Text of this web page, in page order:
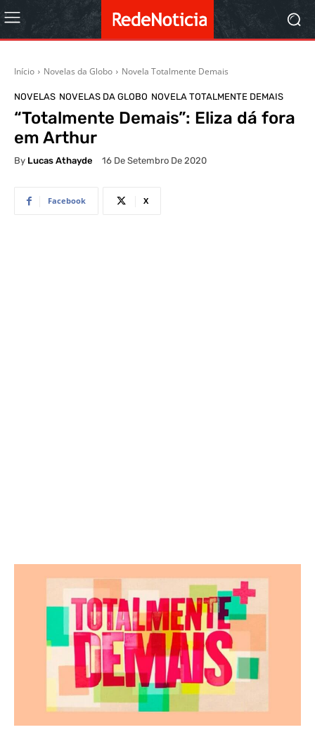
Início Novelas da Globo Novela Totalmente Demais
NOVELAS NOVELAS DA GLOBO NOVELA TOTALMENTE DEMAIS
“Totalmente Demais”: Eliza dá fora
em Arthur
By Lucas Athayde 16 De Setembro De 2020
Facebook X